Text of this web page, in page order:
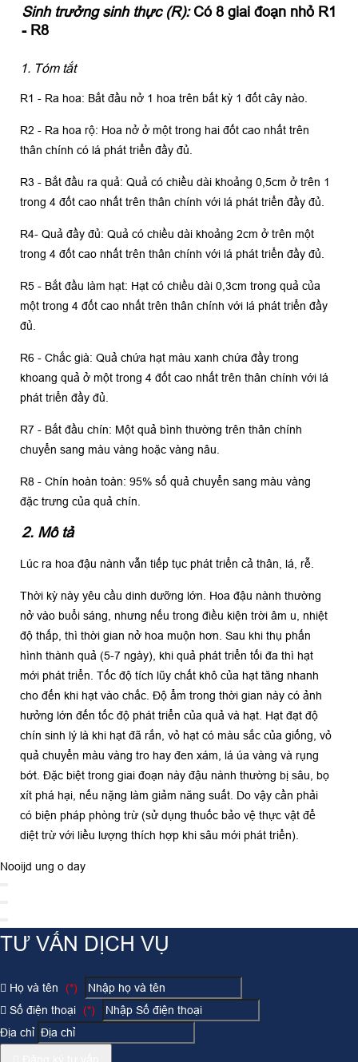
Sinh trưởng sinh thực (R): Có 8 giai đoạn nhỏ R1
- R8
1. Tóm tắt
R1 - Ra hoa: Bắt đầu nở 1 hoa trên bất kỳ 1 đốt cây nào.
R2 - Ra hoa rộ: Hoa nở ở một trong hai đốt cao nhất trên
thân chính có lá phát triển đầy đủ.
R3 - Bắt đầu ra quả: Quả có chiều dài khoảng 0,5cm ở trên 1
trong 4 đốt cao nhất trên thân chính với lá phát triển đầy đủ.
R4- Quả đầy đủ: Quả có chiều dài khoảng 2cm ở trên một
trong 4 đốt cao nhất trên thân chính với lá phát triển đầy đủ.
R5 - Bắt đầu làm hạt: Hạt có chiều dài 0,3cm trong quả của
một trong 4 đốt cao nhất trên thân chính với lá phát triển đầy
đủ.
R6 - Chắc già: Quả chứa hạt màu xanh chứa đầy trong
khoang quả ở một trong 4 đốt cao nhất trên thân chính với lá
phát triển đầy đủ.
R7 - Bắt đầu chín: Một quả bình thường trên thân chính
chuyển sang màu vàng hoặc vàng nâu.
R8 - Chín hoàn toàn: 95% số quả chuyển sang màu vàng
đặc trưng của quả chín.
2. Mô tả
Lúc ra hoa đậu nành vẫn tiếp tục phát triển cả thân, lá, rễ.
Thời kỳ này yêu cầu dinh dưỡng lớn. Hoa đậu nành thường
nở vào buổi sáng, nhưng nếu trong điều kiện trời âm u, nhiệt
độ thấp, thì thời gian nở hoa muộn hơn. Sau khi thụ phấn
hình thành quả (5-7 ngày), khi quả phát triển tối đa thì hạt
mới phát triển. Tốc độ tích lũy chất khô của hạt tăng nhanh
cho đến khi hạt vào chắc. Độ ẩm trong thời gian này có ảnh
hưởng lớn đến tốc độ phát triển của quả và hạt. Hạt đạt độ
chín sinh lý là khi hạt đã rắn, vỏ hạt có màu sắc của giống, vỏ
quả chuyển màu vàng tro hay đen xám, lá úa vàng và rụng
bớt. Đặc biệt trong giai đoạn này đậu nành thường bị sâu, bọ
xít phá hại, nếu nặng làm giảm năng suất. Do vậy cần phải
có biện pháp phòng trừ (sử dụng thuốc bảo vệ thực vật để
diệt trừ với liều lượng thích hợp khi sâu mới phát triển).
Nooijd ung o day
TƯ VẤN DỊCH VỤ
Họ và tên
(*)
Số điện thoại (*)
Địa chỉ